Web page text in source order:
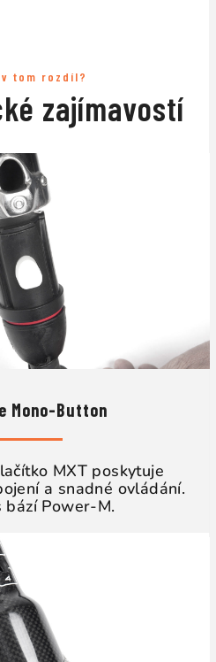
tom rozdíl?
zajímavostí
Mono-Button
MXT poskytuje
a snadné ovládání.
Power-M.